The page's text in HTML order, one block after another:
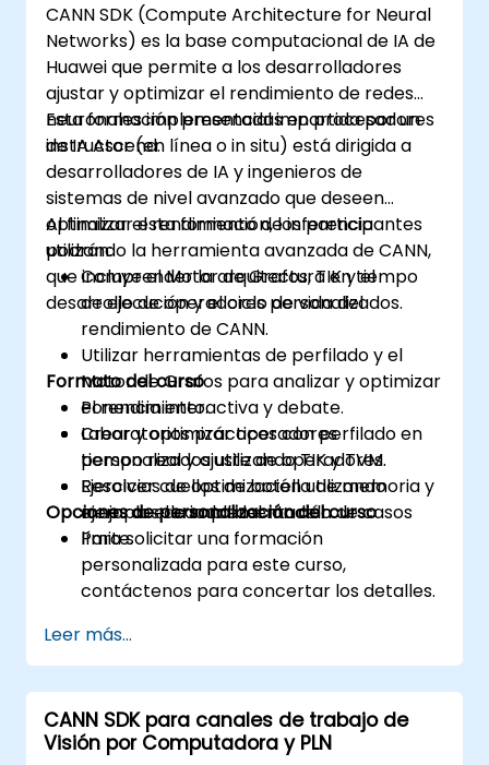
CANN SDK (Compute Architecture for Neural
Networks) es la base computacional de IA de
Huawei que permite a los desarrolladores
ajustar y optimizar el rendimiento de redes
neuronales implementadas en procesadores
de IA Ascend.
Esta formación presencial impartida por un
instructor (en línea o in situ) está dirigida a
desarrolladores de IA y ingenieros de
sistemas de nivel avanzado que deseen
optimizar el rendimiento de inferencia
utilizando la herramienta avanzada de CANN,
que incluye el Motor de Grafos, TIK y el
desarrollo de operadores personalizados.
Al finalizar esta formación, los participantes
podrán:
Comprender la arquitectura en tiempo
de ejecución y el ciclo de vida del
rendimiento de CANN.
Utilizar herramientas de perfilado y el
Motor de Grafos para analizar y optimizar
el rendimiento.
Crear y optimizar operadores
personalizados utilizando TIK y TVM.
Resolver cuellos de botella de memoria y
mejorar el caudal del modelo.
Formato del curso
Ponencia interactiva y debate.
Laboratorios prácticos con perfilado en
tiempo real y ajuste de operadores.
Ejercicios de optimización utilizando
ejemplos de implementación de casos
límite.
Opciones de personalización del curso
Para solicitar una formación
personalizada para este curso,
contáctenos para concertar los detalles.
Leer más...
CANN SDK para canales de trabajo de
Visión por Computadora y PLN